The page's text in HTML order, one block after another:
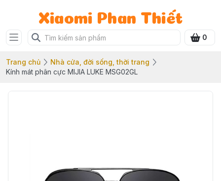
Xiaomi Phan Thiết
0
Trang chủ
Nhà cửa, đời sống, thời trang
Kính mát phân cực MIJIA LUKE MSG02GL